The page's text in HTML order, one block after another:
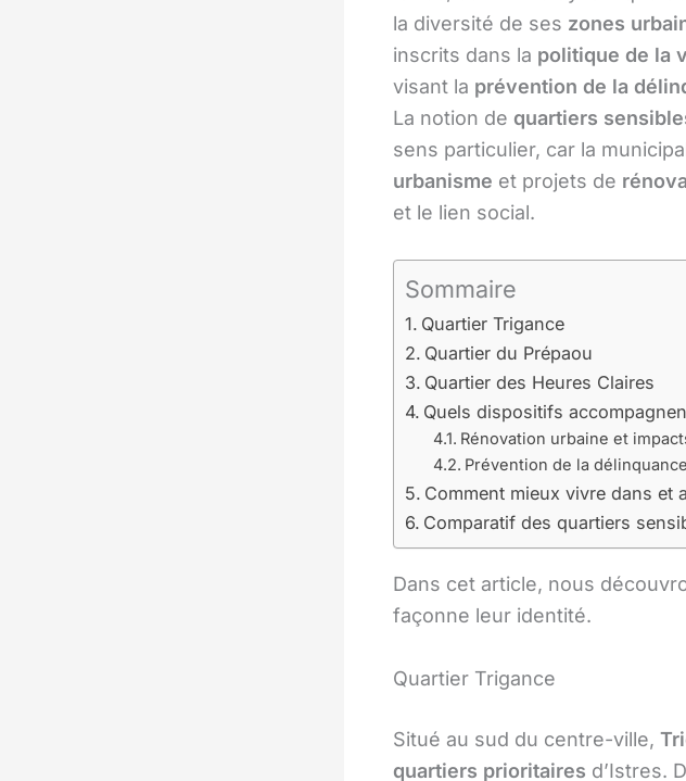
la diversité de ses zones
inscrits dans la politique de la
visant la prévention de la
La notion de quartiers
sens particulier, car la
urbanisme et projets de
et le lien social.
Sommaire
Quartier Trigance
Quartier du Prépaou
Quartier des Heures Claires
Quels dispositifs
Rénovation urbaine et
Prévention de la
Comment mieux vivre dans et
Comparatif des quartiers
Dans cet article, nous
façonne leur identité.
Quartier Trigance
Situé au sud du centre-ville,
quartiers prioritaires d’Istres.